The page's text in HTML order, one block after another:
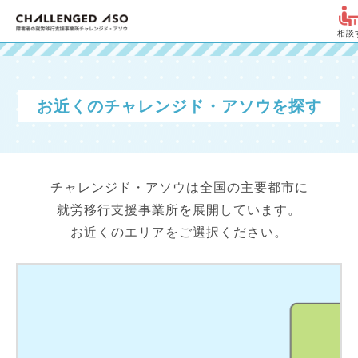
相談
お近くのチャレンジド・アソウを探す
チャレンジド・アソウは全国の主要都市に
就労移行支援事業所を展開しています。
お近くのエリアをご選択ください。